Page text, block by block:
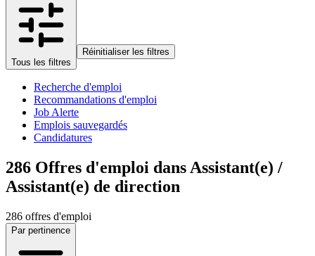
Tous les filtres
Réinitialiser les filtres
Recherche d'emploi
Recommandations d'emploi
Job Alerte
Emplois sauvegardés
Candidatures
286 Offres d'emploi dans Assistant(e) /
Assistant(e) de direction
286 offres d'emploi
Par pertinence